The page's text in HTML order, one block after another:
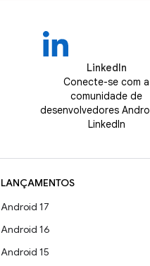
LinkedIn
Conecte-se com a
comunidade de
desenvolvedores
LinkedIn
LANÇAMENTOS
Android 17
Android 16
Android 15